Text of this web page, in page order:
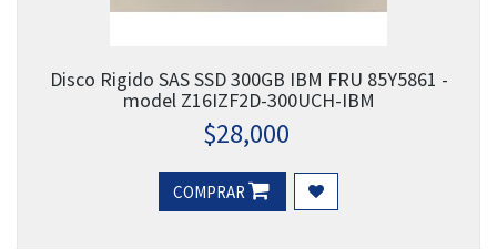
Disco Rigido SAS SSD 300GB IBM FRU 85Y5861 -
model Z16IZF2D-300UCH-IBM
$28,000
COMPRAR